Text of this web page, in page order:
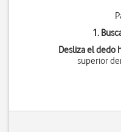
1.
Desliza el dedo
superior